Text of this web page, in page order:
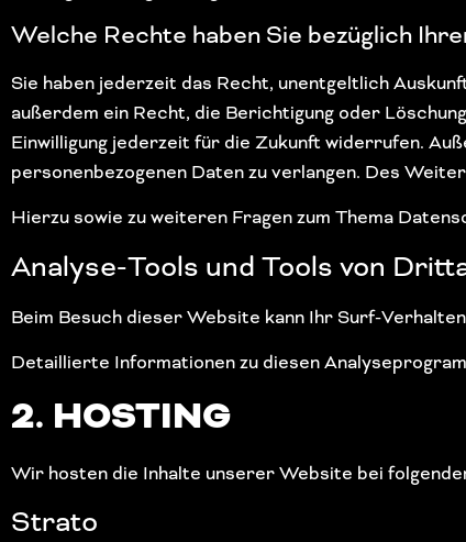
Welche Rechte haben Sie bezüglich
Sie haben jederzeit das Recht, unentgeltlich
außerdem ein Recht, die Berichtigung oder
Einwilligung jederzeit für die Zukunft widerrufen.
personenbezogenen Daten zu verlangen. Des
Hierzu sowie zu weiteren Fragen zum Thema
Analyse-Tools und Tools von
Beim Besuch dieser Website kann Ihr Surf-
Detaillierte Informationen zu diesen
2. HOSTING
Wir hosten die Inhalte unserer Website bei
Strato